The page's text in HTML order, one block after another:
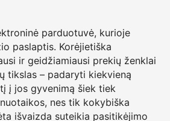
parduotuvė, kurioje
paslaptis. Korėjietiška
ir geidžiamiausi prekių ženklai
tikslas – padaryti kiekvieną
į jos gyvenimą šiek tiek
nes tik kokybiška
išvaizda suteikia pasitikėjimo